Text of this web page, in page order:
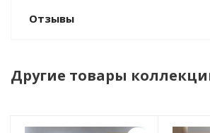
Отзывы
Другие товары